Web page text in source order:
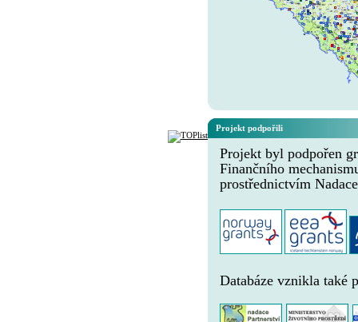
Projekt podpořili
Projekt byl podpořen
Finančního
prostřednictvím
Databáze vznikla také